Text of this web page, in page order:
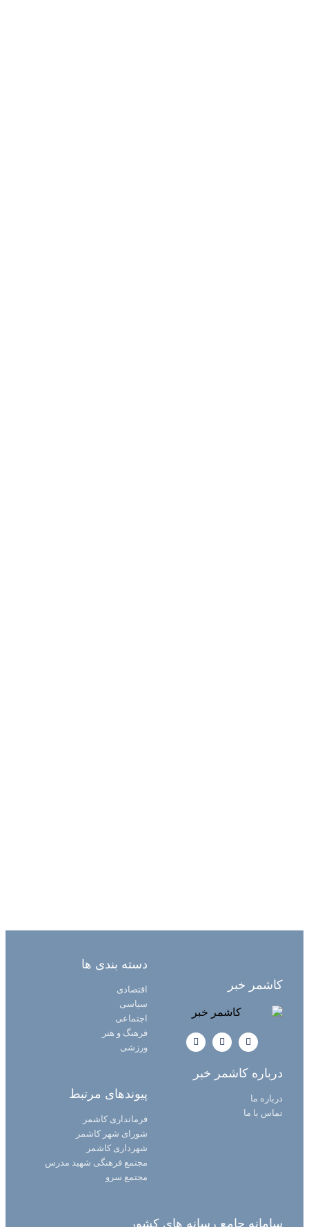
کاشمر خبر
دسته بندی ها
اقتصادی
سیاسی
اجتماعی
فرهنگ و هنر
ورزشی
درباره کاشمر خبر
درباره ما
تماس با ما
پیوندهای مرتبط
فرمانداری کاشمر
شورای شهر کاشمر
شهرداری کاشمر
مجتمع فرهنگی شهید مدرس
مجتمع سرو
سامانه جامع رسانه های کشور